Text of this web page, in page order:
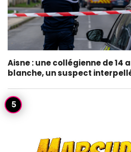
Aisne : une collégienne de 14
blanche, un suspect